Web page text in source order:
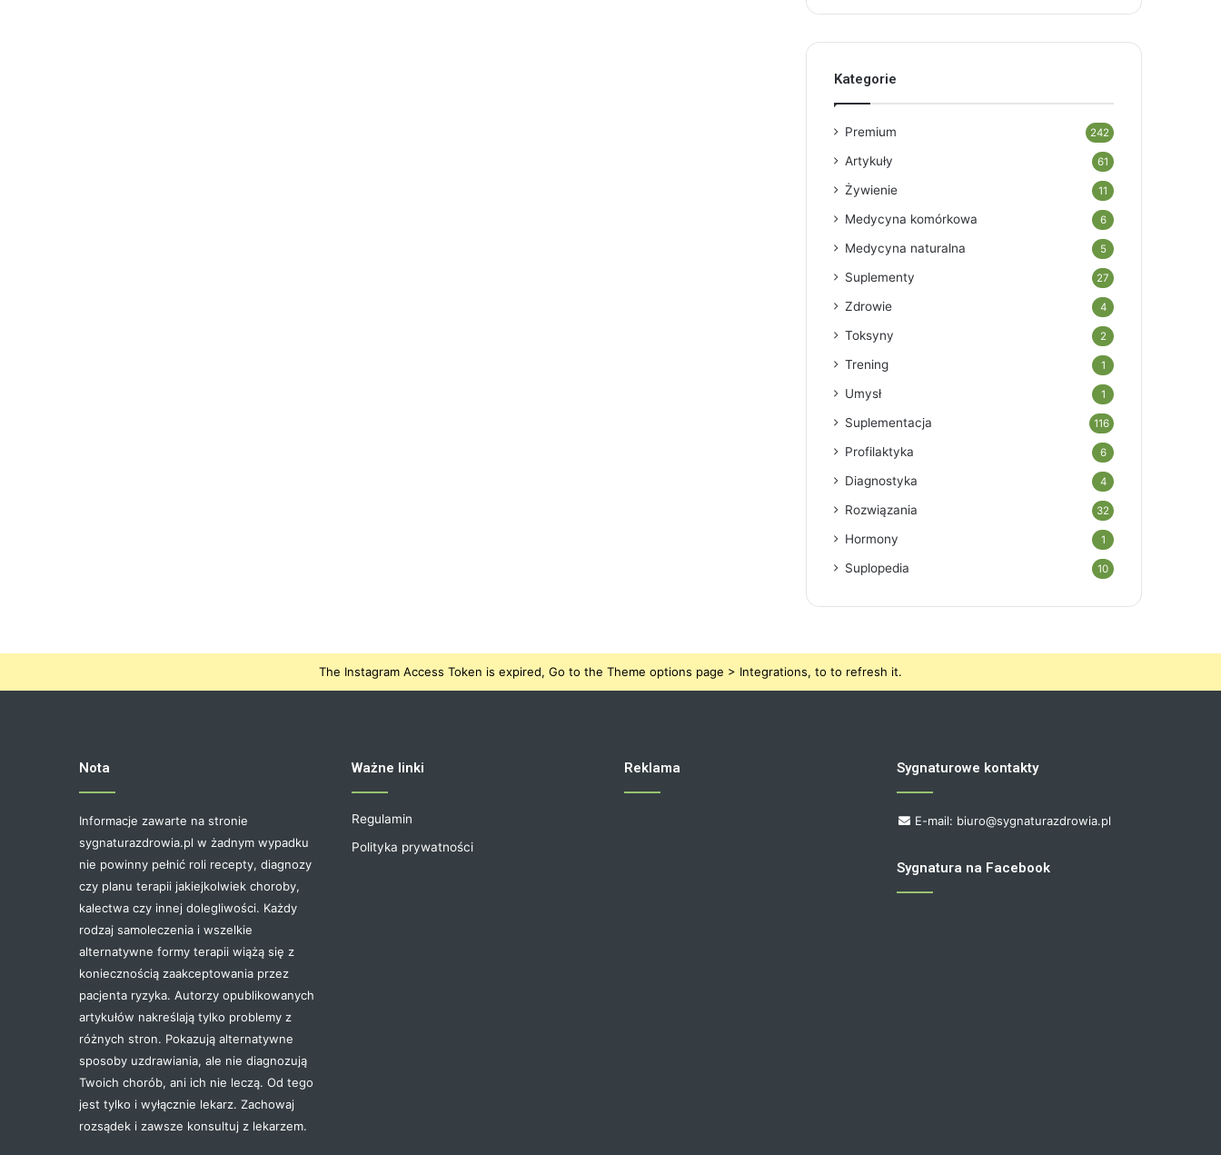
Kategorie
Premium 242
Artykuły 61
Żywienie 11
Medycyna komórkowa 6
Medycyna naturalna 5
Suplementy 27
Zdrowie 4
Toksyny 2
Trening 1
Umysł 1
Suplementacja 116
Profilaktyka 6
Diagnostyka 4
Rozwiązania 32
Hormony 1
Suplopedia 10
The Instagram Access Token is expired, Go to the Theme options page > Integrations, to to refresh it.
Nota
Informacje zawarte na stronie
sygnaturazdrowia.pl w żadnym wypadku
nie powinny pełnić roli recepty, diagnozy
czy planu terapii jakiejkolwiek choroby,
kalectwa czy innej dolegliwości. Każdy
rodzaj samoleczenia i wszelkie
alternatywne formy terapii wiążą się z
koniecznością zaakceptowania przez
pacjenta ryzyka. Autorzy opublikowanych
artykułów nakreślają tylko problemy z
różnych stron. Pokazują alternatywne
sposoby uzdrawiania, ale nie diagnozują
Twoich chorób, ani ich nie leczą. Od tego
jest tylko i wyłącznie lekarz. Zachowaj
rozsądek i zawsze konsultuj z lekarzem.
Ważne linki
Regulamin
Polityka prywatności
Reklama Sygnaturowe kontakty
E-mail: biuro@sygnaturazdrowia.pl
Sygnatura na Facebook